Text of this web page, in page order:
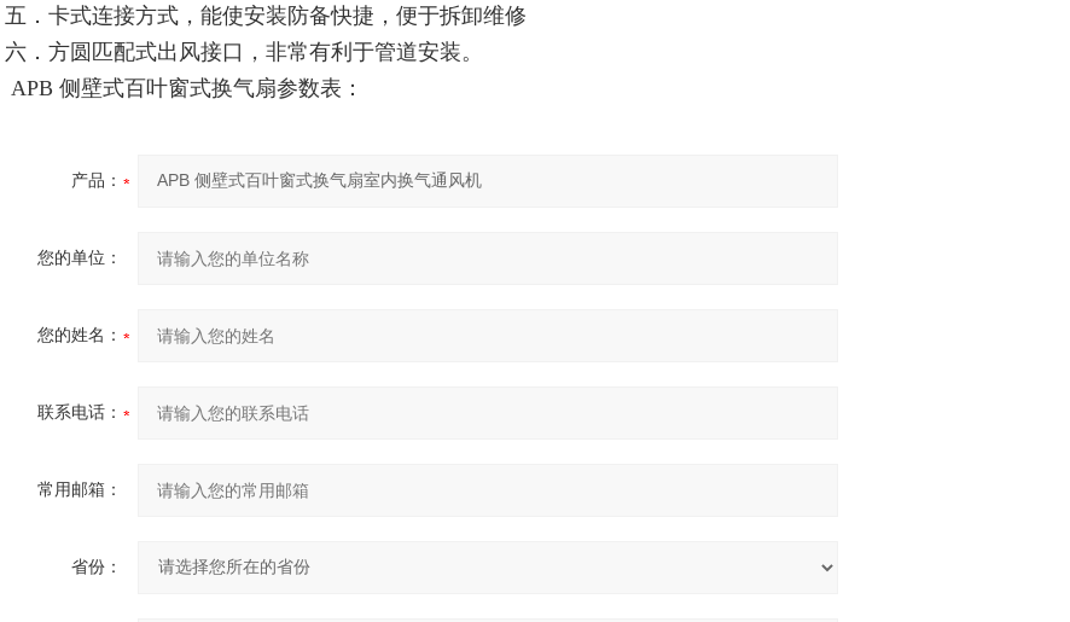
五．卡式连接方式，能使安装防备快捷，便于拆卸维修
六．方圆匹配式出风接口，非常有利于管道安装。
APB 侧壁式百叶窗式换气扇参数表：
产品：
您的单位：
您的姓名：
联系电话：
常用邮箱：
省份：